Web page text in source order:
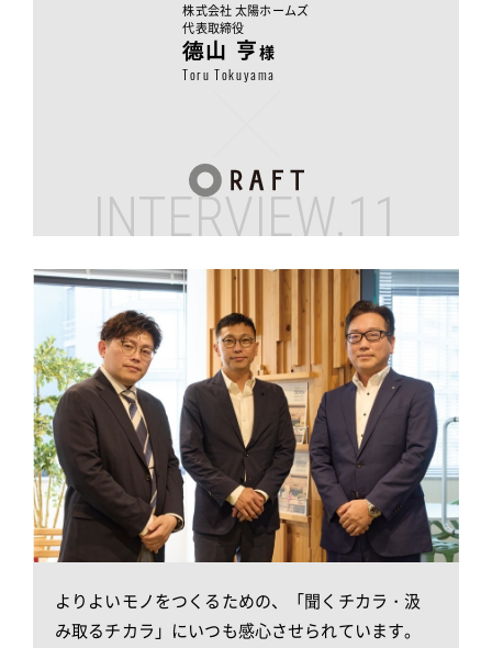
株式会社 太陽ホームズ
代表取締役
德山 亨様
Toru Tokuyama
INTERVIEW.11
よりよいモノをつくるための、「聞くチカラ・汲
み取るチカラ」にいつも感心させられています。